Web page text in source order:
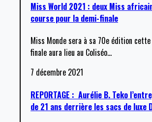
Miss World 2021 : deux Miss
course pour la demi-finale
Miss Monde sera à sa 70e édition cette
finale aura lieu au Coliséo…
7 décembre 2021
REPORTAGE : Aurélie B. Teko
de 21 ans derrière les sacs de luxe